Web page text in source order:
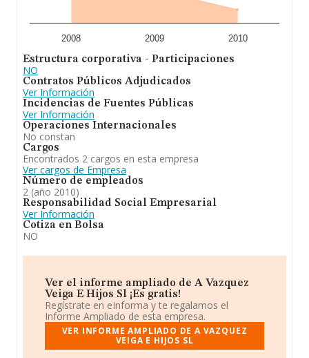
2008 2009 2010
Estructura corporativa - Participaciones
NO
Contratos Públicos Adjudicados
Ver Información
Incidencias de Fuentes Públicas
Ver Información
Operaciones Internacionales
No constan
Cargos
Encontrados 2 cargos en esta empresa
Ver cargos de Empresa
Número de empleados
2 (año 2010)
Responsabilidad Social Empresarial
Ver Información
Cotiza en Bolsa
NO
Ver el informe ampliado de A Vazquez
Veiga E Hijos Sl ¡Es gratis!
Regístrate en eInforma y te regalamos el
Informe Ampliado de esta empresa.
VER INFORME AMPLIADO DE A VAZQUEZ
VEIGA E HIJOS SL